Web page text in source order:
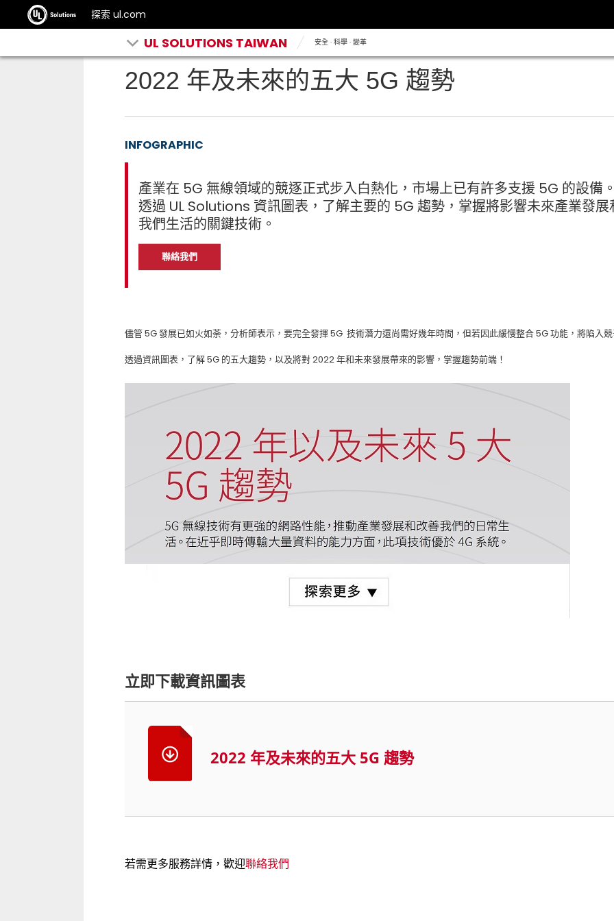
探索 ul.com
UL SOLUTIONS TAIWAN 安全 · 科學 · 變革
2022 年及未來的五大 5G 趨勢
INFOGRAPHIC
產業在 5G 無線領域的競逐正式步入白熱化，市場上已有許多支援 5G 的設備。
透過 UL Solutions 資訊圖表，了解主要的 5G 趨勢，掌握將影響未來產業發展
我們生活的關鍵技術。
聯絡我們
儘管 5G 發展已如火如荼，分析師表示，要完全發揮 5G 技術潛力還尚需好幾年時間，但若因此緩慢整合 5G 功能，將陷入競
透過資訊圖表，了解 5G 的五大趨勢，以及將對 2022 年和未來發展帶來的影響，掌握趨勢前端！
立即下載資訊圖表
2022 年及未來的五大 5G 趨勢
若需更多服務詳情，歡迎聯絡我們